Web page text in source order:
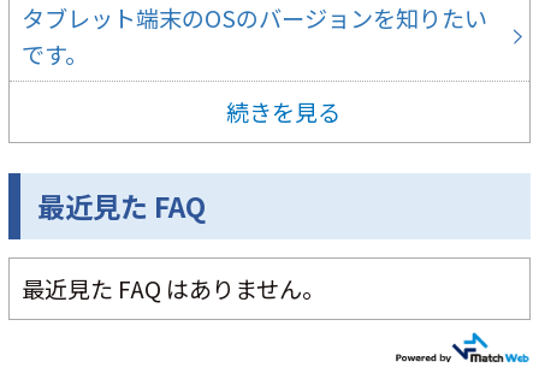
タブレット端末のOSのバージョンを知りたい
です。
続きを見る
最近見た FAQ
最近見た FAQ はありません。